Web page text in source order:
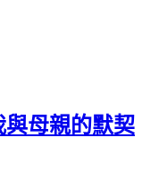
母親的默契